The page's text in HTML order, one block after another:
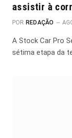
assistir à
POR REDAÇÃO
A Stock Car Pro
sétima etapa da